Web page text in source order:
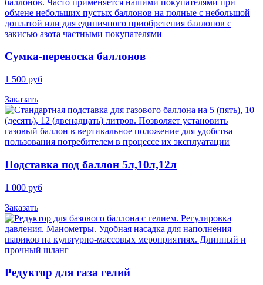
Cумка-переноска баллонов
1 500 руб
Заказать
Подставка под баллон 5л,10л,12л
1 000 руб
Заказать
Редуктор для газа гелий